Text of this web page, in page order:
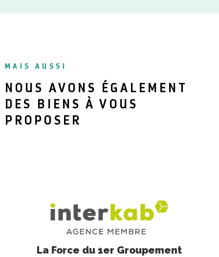
MAIS AUSSI
NOUS AVONS ÉGALEMENT
DES BIENS À VOUS
PROPOSER
La Force du 1er Groupement